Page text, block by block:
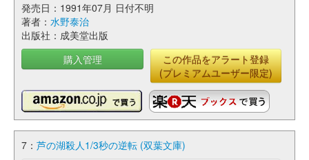
発売日：1991年07月 日付不明
著者： 水野泰治
出版社：成美堂出版
購入管理
この作品をアラート登録
(プレミアムユーザー限定)
7： 芦の湖殺人1/3秒の逆転 (双葉文庫)